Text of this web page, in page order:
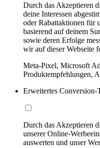
Durch das Akzeptieren
deine Interessen
oder Rabattaktionen für
basierend auf deinem
sowie deren Erfolge
wir auf dieser Webseite
Meta-Pixel, Microsoft
Produktempfehlungen,
Erweitertes Conversion-
Durch das Akzeptieren
unserer Online-
auswerten und unser